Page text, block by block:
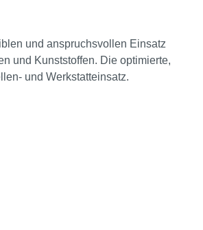
und anspruchsvollen Einsatz
und Kunststoffen. Die optimierte,
und Werkstatteinsatz.